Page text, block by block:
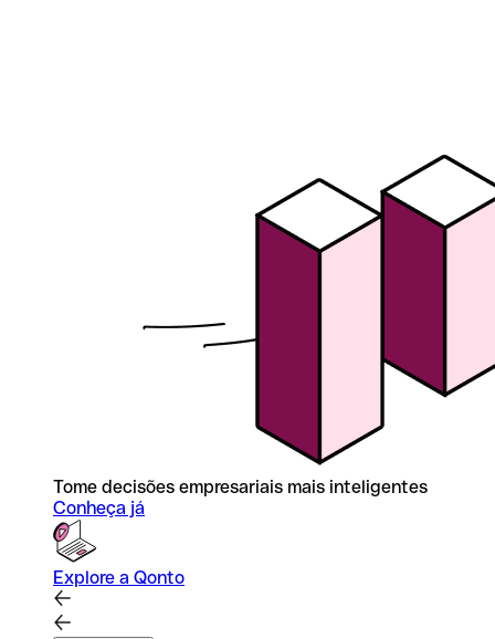
Tome decisões empresariais mais inteligentes
Conheça já
Explore a Qonto